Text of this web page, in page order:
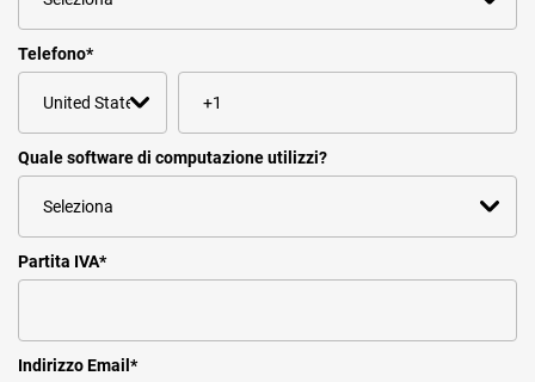
Telefono*
Quale software di computazione utilizzi?
Partita IVA*
Indirizzo Email *